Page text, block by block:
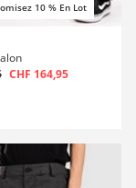
10 % En Lot
CHF 164,95